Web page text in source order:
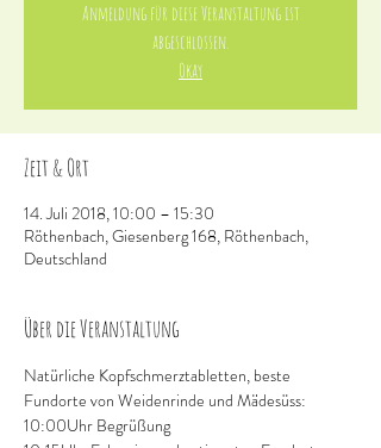
Anmeldung für diese Veranstaltung ist
abgeschlossen.
Okay
Zeit & Ort
14. Juli 2018, 10:00 – 15:30
Röthenbach, Giesenberg 168, Röthenbach,
Deutschland
Über die Veranstaltung
Natürliche Kopfschmerztabletten, beste
Fundorte von Weidenrinde und Mädesüss:
10:00Uhr Begrüßung